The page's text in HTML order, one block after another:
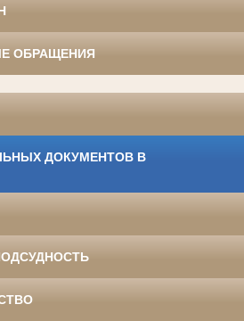
ОБРАЩЕНИЯ
ДОКУМЕНТОВ В